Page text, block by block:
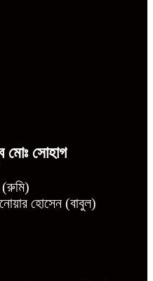
সোহাগ
(রুমি)
হোসেন (বাবুল)